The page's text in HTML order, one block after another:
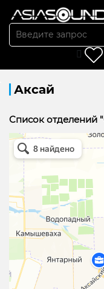
Аксай
Cписок отделений
точки сдэк аксай в Аксае
Аксай